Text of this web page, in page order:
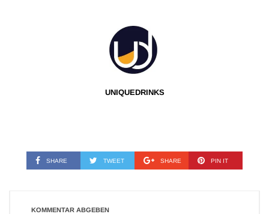
UNIQUEDRINKS
SHARE TWEET SHARE PIN IT
KOMMENTAR ABGEBEN